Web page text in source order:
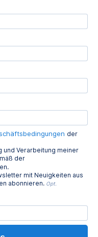
der
und Verarbeitung meiner
der
mit Neuigkeiten aus
abonnieren. Opt.